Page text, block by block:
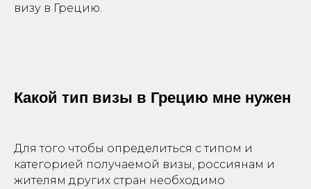
визу в Грецию.
Какой тип визы в Грецию мне нужен
Для того чтобы определиться с типом и
категорией получаемой визы, россиянам и
жителям других стран необходимо
+7